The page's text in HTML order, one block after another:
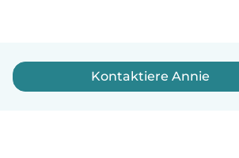
Kontaktiere Annie